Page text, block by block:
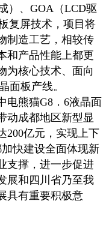
）、GOA（LCD驱
复屏技术，项目将
制造工艺，相较传
和产品性能上都更
为核心技术、面向
面板产线。
电熊猫G8．6液晶面
动成都地区新型显
200亿元，实现上下
快建设全面体现新
支撑，进一步促进
展和四川省乃至我
具有重要积极意